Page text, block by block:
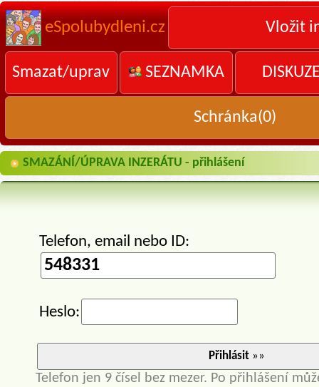
eSpolubydleni.cz Vložit
Smazat/uprav SEZNAMKA
Schránka(0)
SMAZÁNÍ/ÚPRAVA INZERÁTU - přihlášení
Telefon, email nebo ID:
Heslo:
Přihlásit»»
Telefon jen 9 čísel bez mezer. Po přihlášení